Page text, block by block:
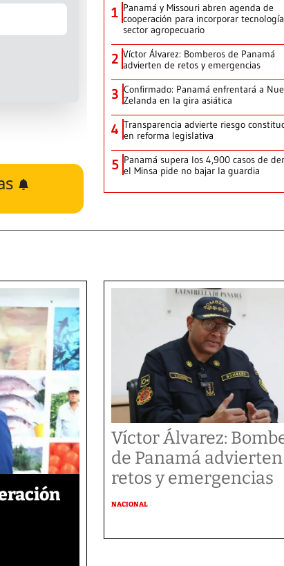
1 Panamá y Missouri abren agenda de
cooperación para incorporar
sector agropecuario
2 Víctor Álvarez: Bomberos de Panamá
advierten de retos y emergencias
3 Confirmado: Panamá enfrentará a
Zelanda en la gira asiática
4 Transparencia advierte riesgo
en reforma legislativa
5 Panamá supera los 4,900 casos de
el Minsa pide no bajar la guardia
Víctor Álvarez:
de Panamá
retos y emergencias
NACIONAL